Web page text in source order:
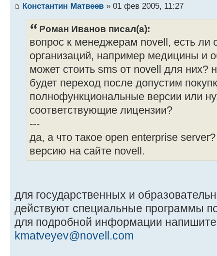
Константин Матвеев » 01 фев 2005, 11:27
Роман Иванов писал(а):
вопрос к менеджерам novell, есть ли
организаций, например медицины и
может стоить sms от novell для них?
будет переход после допустим
полнофункциональные версии или
соответствующие лицензии?
---
да, а что такое open enterprise
версию на сайте novell.
для государственных и
действуют специальные программы
для подробной информации
kmatveyev@novell.com